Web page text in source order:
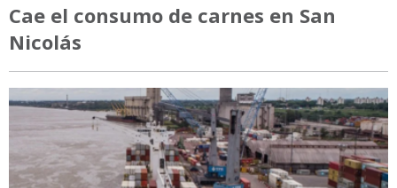
Cae el consumo de carnes en San
Nicolás